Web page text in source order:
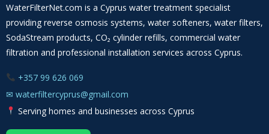
WaterFilterNet.com is a Cyprus water treatment specialist
providing reverse osmosis systems, water softeners, water filters,
SodaStream products, CO₂ cylinder refills, commercial water
filtration and professional installation services across Cyprus.
+357 99 626 069
✉ waterfiltercyprus@gmail.com
Serving homes and businesses across Cyprus